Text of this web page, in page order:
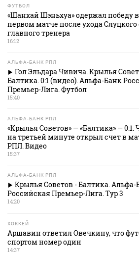
ФУТБОЛ
«Шанхай Шэньхуа» одержал победу в
первом матче после ухода Слуцкого
главного тренера
16:12
АЛЬФА-БАНК РПЛ
Гол Эльдара Чивича. Крылья
Балтика. 0:1 (видео). Альфа-Банк
Премьер-Лига. Футбол
15:40
АЛЬФА-БАНК РПЛ
«Крылья Советов» — «Балтика» — 0:1.
на третьей минуте открыл счет в
РПЛ. Видео
15:37
АЛЬФА-БАНК РПЛ
Крылья Советов - Балтика. Альфа-
Российская Премьер-Лига. Тур 3
14:20
ХОККЕЙ
Аршавин ответил Овечкину, что
спортом номер один
14:37